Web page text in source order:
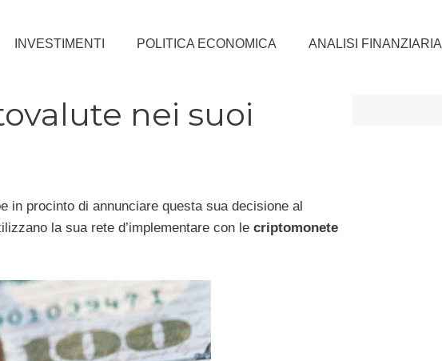
INVESTIMENTI POLITICA ECONOMICA ANALISI FINANZIARIA
nei suoi
in procinto di annunciare questa sua decisione al
la sua rete d’implementare con le criptomonete